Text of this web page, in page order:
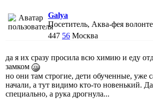
Galya
Посетитель, Аква-фея
447 56 Москва
да я их сразу просила всю химию и еду
замком
но они там строгие, дети обученные, уже
начали, а тут видимо кто-то новенький.
специально, а рука дрогнула...